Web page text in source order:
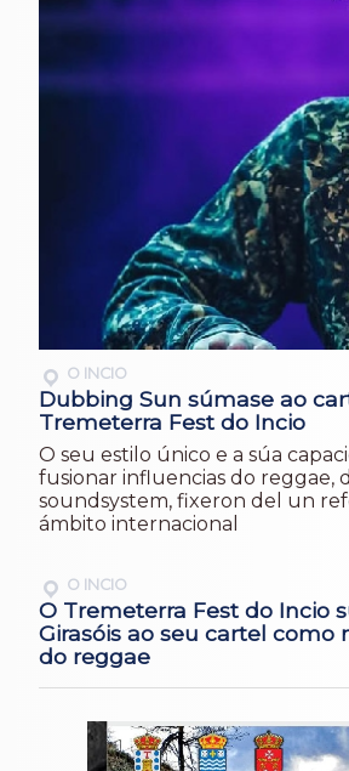
O INCIO
Dubbing Sun súmase ao
Tremeterra Fest do Incio
O seu estilo único e a súa
fusionar influencias do reggae,
soundsystem, fixeron del un
ámbito internacional
O INCIO
O Tremeterra Fest do Incio
Girasóis ao seu cartel como
do reggae